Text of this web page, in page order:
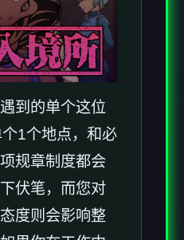
到的单个这位
1个地点，和必
规章制度都会
伏笔，而您对
度则会影响整